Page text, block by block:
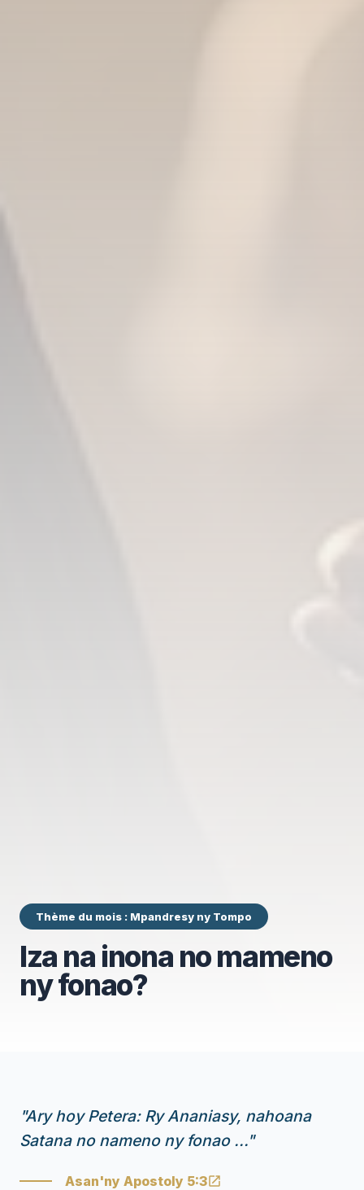
Thème du mois : Mpandresy ny Tompo
Iza na inona no mameno
ny fonao?
"Ary hoy Petera: Ry Ananiasy, nahoana
Satana no nameno ny fonao ..."
Asan'ny Apostoly 5:3